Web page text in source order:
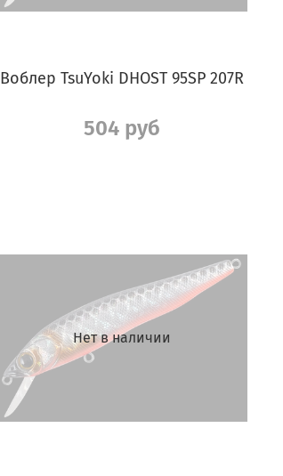
Воблер TsuYoki DHOST 95SP 207R
504 руб
Нет в наличии